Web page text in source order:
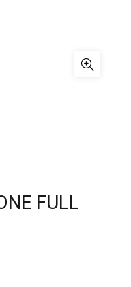
FULL